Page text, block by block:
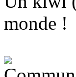
monde !